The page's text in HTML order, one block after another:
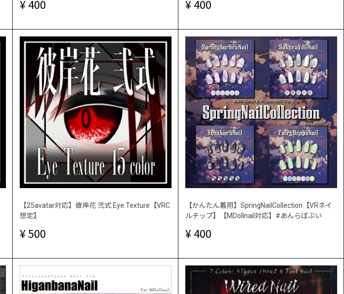
400 400
【25avatar対応】彼岸花 弐式 Eye Texture【VRC
想定】
500
【かんたん着用】SpringNailCollection【VRネイ
ルチップ】【MDollnail対応】#あんらぼぶい
400